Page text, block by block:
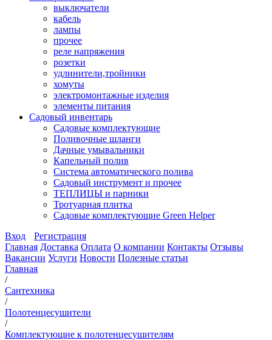
выключатели
кабель
лампы
прочее
реле напряжения
розетки
удлинители,тройники
хомуты
электромонтажные изделия
элементы питания
Садовый инвентарь
Садовые комплектующие
Поливочные шланги
Дачные умывальники
Капельный полив
Система автоматического полива
Садовый инструмент и прочее
ТЕПЛИЦЫ и парники
Тротуарная плитка
Садовые комплектующие Green Helper
Вход
Регистрация
Главная Доставка Оплата О компании Контакты Отзывы
Вакансии Услуги Новости Полезные статьи
Главная
/
Сантехника
/
Полотенцесушители
/
Комплектующие к полотенцесушителям